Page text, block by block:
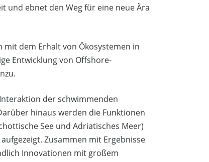
und ebnet den Weg für eine neue Ära
mit dem Erhalt von Ökosystemen in
Entwicklung von Offshore-
der schwimmenden
hinaus werden die Funktionen
See und Adriatisches Meer)
Zusammen mit Ergebnisse
Innovationen mit großem